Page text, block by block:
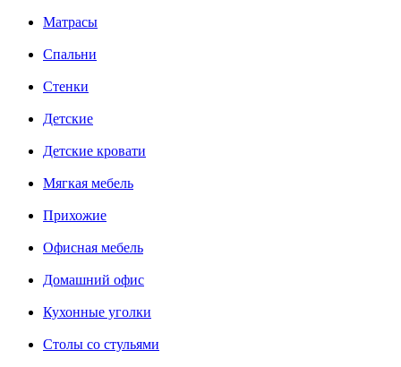
Матрасы
Cпальни
Стенки
Детские
Детские кровати
Мягкая мебель
Прихожие
Офисная мебель
Домашний офис
Кухонные уголки
Столы со стульями